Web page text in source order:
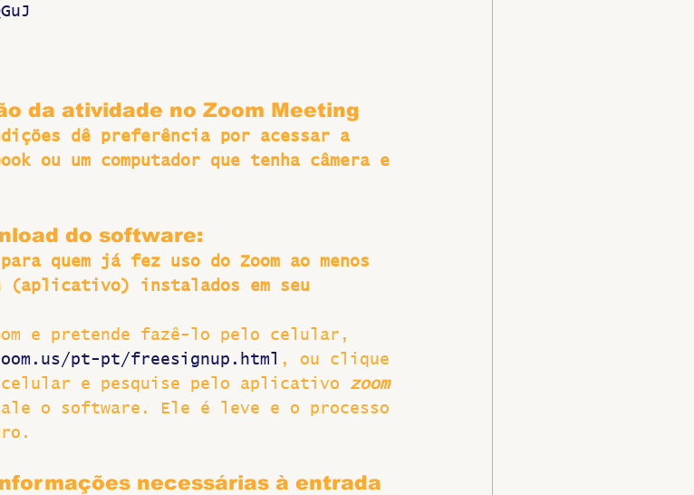
da atividade no Zoom Meeting
dê preferência por acessar a
ou um computador que tenha câmera e
do software:
quem já fez uso do Zoom ao menos
(aplicativo) instalados em seu
e pretende fazê-lo pelo celular,
pt-pt/freesignup.html
, ou clique
celular e pesquise pelo aplicativo zoom
o software. Ele é leve e o processo
necessárias à entrada